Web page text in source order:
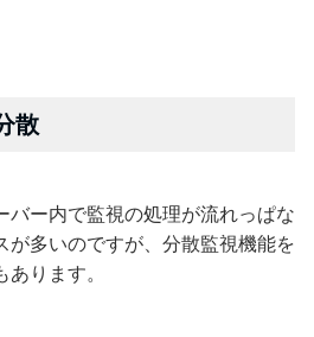
散
バー内で監視の処理が流れっぱな
が多いのですが、分散監視機能を
ります。